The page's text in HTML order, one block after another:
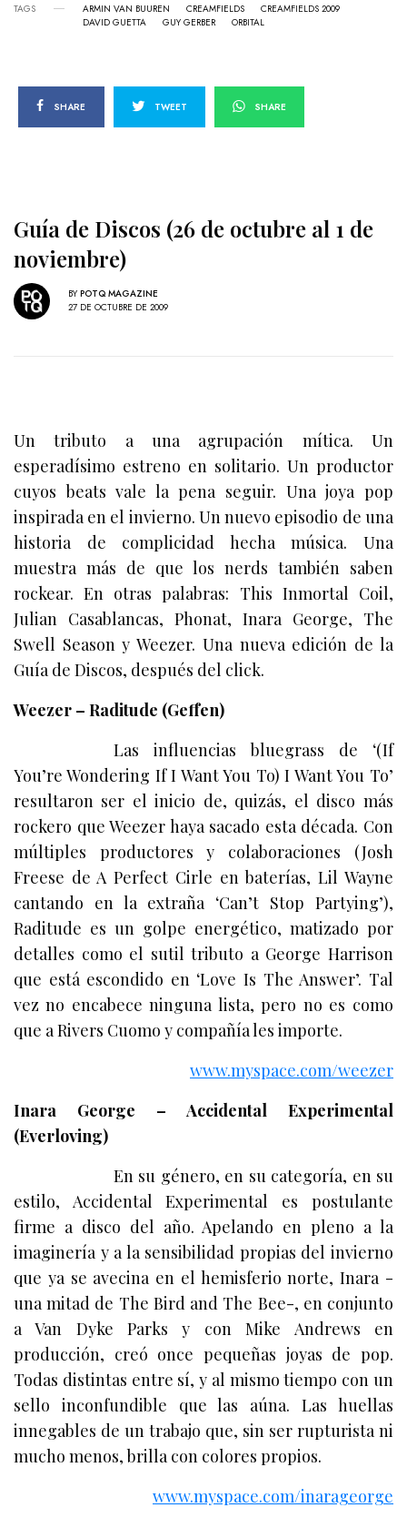
TAGS ARMIN VAN BUUREN CREAMFIELDS
CREAMFIELDS 2009
DAVID GUETTA
GUY GERBER ORBITAL
SHARE TWEET SHARE
Guía de Discos (26 de octubre al 1 de
noviembre)
BY POTQ MAGAZINE
27 DE OCTUBRE DE 2009
Un tributo a una agrupación mítica. Un
esperadísimo estreno en solitario. Un productor
cuyos beats vale la pena seguir. Una joya pop
inspirada en el invierno. Un nuevo episodio de una
historia de complicidad hecha música. Una
muestra más de que los nerds también saben
rockear. En otras palabras: This Inmortal Coil,
Julian Casablancas, Phonat, Inara George, The
Swell Season y Weezer. Una nueva edición de la
Guía de Discos, después del click.
Weezer – Raditude (Geffen)
Las influencias bluegrass de ‘(If
You’re Wondering If I Want You To) I Want You To’
resultaron ser el inicio de, quizás, el disco más
rockero que Weezer haya sacado esta década. Con
múltiples productores y colaboraciones (Josh
Freese de A Perfect Cirle en baterías, Lil Wayne
cantando en la extraña ‘Can’t Stop Partying’),
Raditude es un golpe energético, matizado por
detalles como el sutil tributo a George Harrison
que está escondido en ‘Love Is The Answer’. Tal
vez no encabece ninguna lista, pero no es como
que a Rivers Cuomo y compañía les importe.
www.myspace.com/weezer
Inara George – Accidental Experimental
(Everloving)
En su género, en su categoría, en su
estilo, Accidental Experimental es postulante
firme a disco del año. Apelando en pleno a la
imaginería y a la sensibilidad propias del invierno
que ya se avecina en el hemisferio norte, Inara -
una mitad de The Bird and The Bee-, en conjunto
a Van Dyke Parks y con Mike Andrews en
producción, creó once pequeñas joyas de pop.
Todas distintas entre sí, y al mismo tiempo con un
sello inconfundible que las aúna. Las huellas
innegables de un trabajo que, sin ser rupturista ni
mucho menos, brilla con colores propios.
www.myspace.com/inarageorge